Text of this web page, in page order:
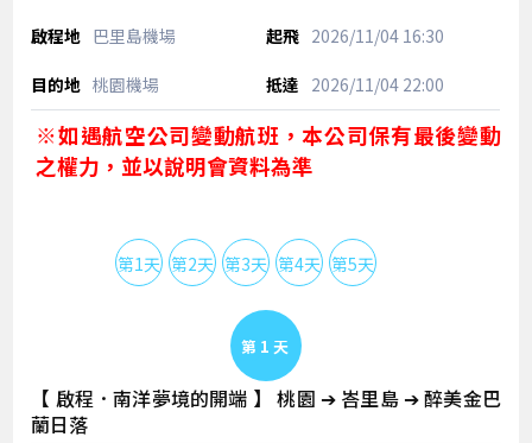
巴里島機場 2026/11/0416:30
桃園機場 2026/11/0422:00
※如遇航空公司變動航班，本公司保有最後變動
之權力，並以說明會資料為準
第1天 第2天 第3天 第4天 第5天
Day 1
【 啟程．南洋夢境的開端 】 桃園 ➔ 峇里島 ➔ 醉美金巴
蘭日落